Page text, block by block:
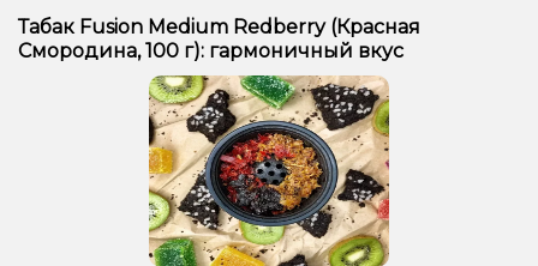
Табак Fusion Medium Redberry (Красная
Смородина, 100 г): гармоничный вкус